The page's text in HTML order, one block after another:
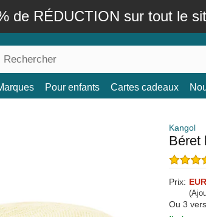
de RÉDUCTION sur tout le
Pour enfants Cartes cadeaux
Kangol
Béret
Prix:
Ou 3